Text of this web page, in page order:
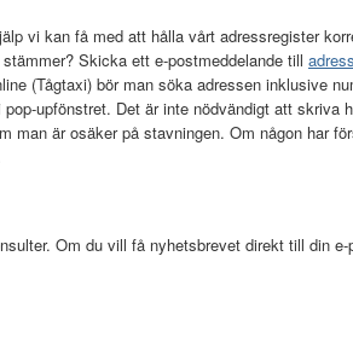
vi kan få med att hålla vårt adressregister
Skicka ett e-postmeddelande till
(Tågtaxi) bör man söka adressen inklusive
upfönstret. Det är inte nödvändigt att
man är osäker på stavningen. Om någon har
Om du vill få nyhetsbrevet direkt till din